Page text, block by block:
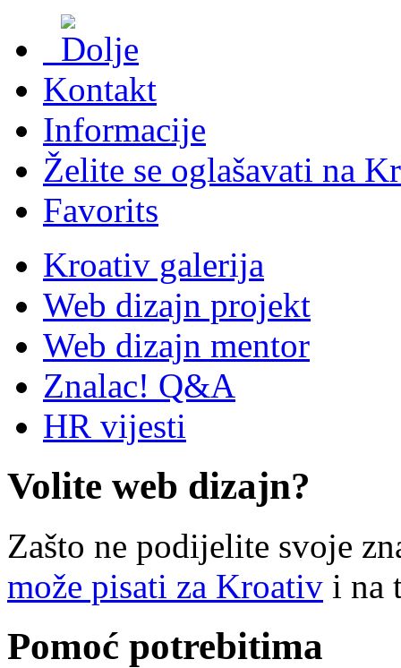
Kontakt
Informacije
Želite se oglašavati na
Favorits
Kroativ galerija
Web dizajn projekt
Web dizajn mentor
Znalac! Q&A
HR vijesti
Volite web dizajn?
Zašto ne podijelite svoje
može pisati za Kroativ i na
Pomoć potrebitima